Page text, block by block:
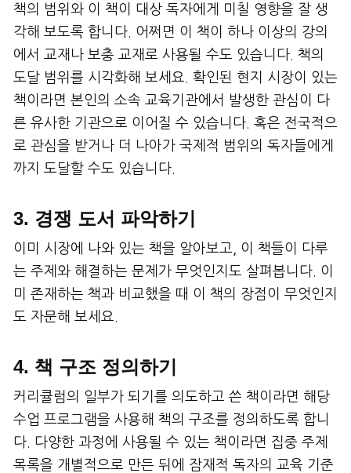
책의 범위와 이 책이 대상 독자에게 미칠 영향을 잘 생
각해 보도록 합니다. 어쩌면 이 책이 하나 이상의 강의
에서 교재나 보충 교재로 사용될 수도 있습니다. 책의
도달 범위를 시각화해 보세요. 확인된 현지 시장이 있는
책이라면 본인의 소속 교육기관에서 발생한 관심이 다
른 유사한 기관으로 이어질 수 있습니다. 혹은 전국적으
로 관심을 받거나 더 나아가 국제적 범위의 독자들에게
까지 도달할 수도 있습니다.
3. 경쟁 도서 파악하기
이미 시장에 나와 있는 책을 알아보고, 이 책들이 다루
는 주제와 해결하는 문제가 무엇인지도 살펴봅니다. 이
미 존재하는 책과 비교했을 때 이 책의 장점이 무엇인지
도 자문해 보세요.
4. 책 구조 정의하기
커리큘럼의 일부가 되기를 의도하고 쓴 책이라면 해당
수업 프로그램을 사용해 책의 구조를 정의하도록 합니
다. 다양한 과정에 사용될 수 있는 책이라면 집중 주제
목록을 개별적으로 만든 뒤에 잠재적 독자의 교육 기준